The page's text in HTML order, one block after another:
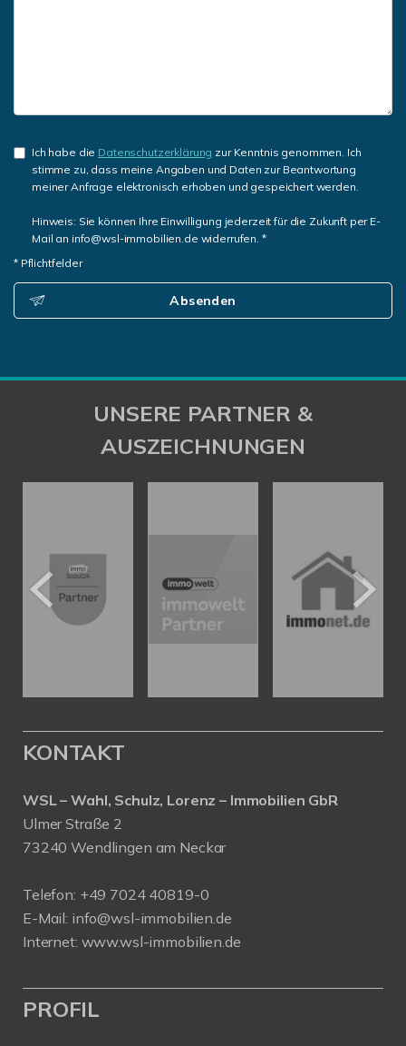
Ich habe die Datenschutzerklärung zur Kenntnis genommen. Ich
stimme zu, dass meine Angaben und Daten zur Beantwortung
meiner Anfrage elektronisch erhoben und gespeichert werden.
Hinweis: Sie können Ihre Einwilligung jederzeit für die Zukunft per E-
Mail an info@wsl-immobilien.de widerrufen. *
* Pflichtfelder
Absenden
UNSERE PARTNER &
AUSZEICHNUNGEN
KONTAKT
WSL – Wahl, Schulz, Lorenz – Immobilien GbR
Ulmer Straße 2
73240 Wendlingen am Neckar
Telefon: +49 7024 40819-0
E-Mail: info@wsl-immobilien.de
Internet: www.wsl-immobilien.de
PROFIL